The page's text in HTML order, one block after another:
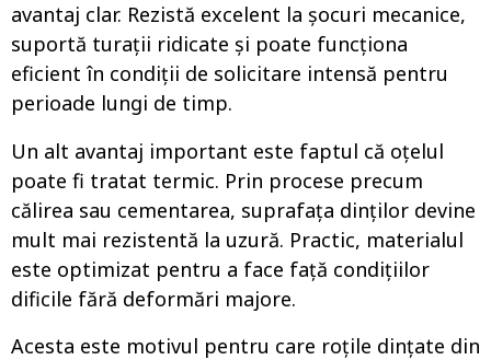
avantaj clar. Rezistă excelent la șocuri mecanice,
suportă turații ridicate și poate funcționa
eficient în condiții de solicitare intensă pentru
perioade lungi de timp.
Un alt avantaj important este faptul că oțelul
poate fi tratat termic. Prin procese precum
călirea sau cementarea, suprafața dinților devine
mult mai rezistentă la uzură. Practic, materialul
este optimizat pentru a face față condițiilor
dificile fără deformări majore.
Acesta este motivul pentru care roțile dințate din